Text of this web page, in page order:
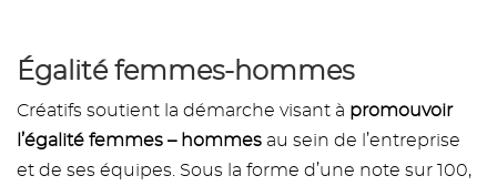
Égalité femmes-hommes
Créatifs soutient la démarche visant à promouvoir
l’égalité femmes – hommes au sein de l’entreprise
et de ses équipes. Sous la forme d’une note sur 100,